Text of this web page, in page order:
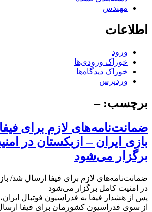
مهندس
اطلاعات
ورود
خوراک ورودی‌ها
خوراک دیدگاه‌ها
وردپرس
برچسب:–
ضمانت‌نامه‌های لازم برای
بازی ایران – ازبکستان در
برگزار می‌شود
ضمانت‌نامه‌های لازم برای فیفا ارسال شد/
در امنیت کامل برگزار می‌شود
پس از هشدار فیفا به فدراسیون فوتبال
از سوی فدراسیون کشورمان برای فیفا